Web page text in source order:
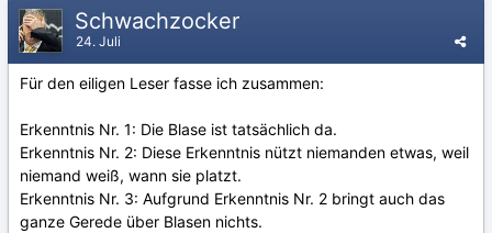
Schwachzocker
24. Juli
Für den eiligen Leser fasse ich zusammen:
Erkenntnis Nr. 1: Die Blase ist tatsächlich da.
Erkenntnis Nr. 2: Diese Erkenntnis nützt niemanden etwas, weil
niemand weiß, wann sie platzt.
Erkenntnis Nr. 3: Aufgrund Erkenntnis Nr. 2 bringt auch das
ganze Gerede über Blasen nichts.